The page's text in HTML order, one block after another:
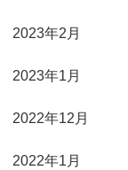
2023年2月
2023年1月
2022年12月
2022年1月